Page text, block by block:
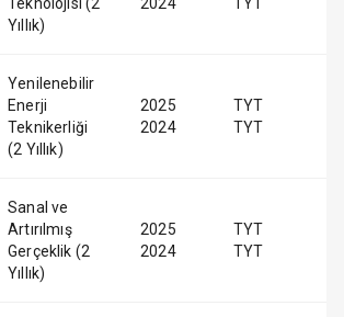
Yıllık)
Yenilenebilir
Enerji
Teknikerliği
(2 Yıllık)
2025
2024
TYT
TYT
Sanal ve
Artırılmış
Gerçeklik (2
Yıllık)
2025
2024
TYT
TYT